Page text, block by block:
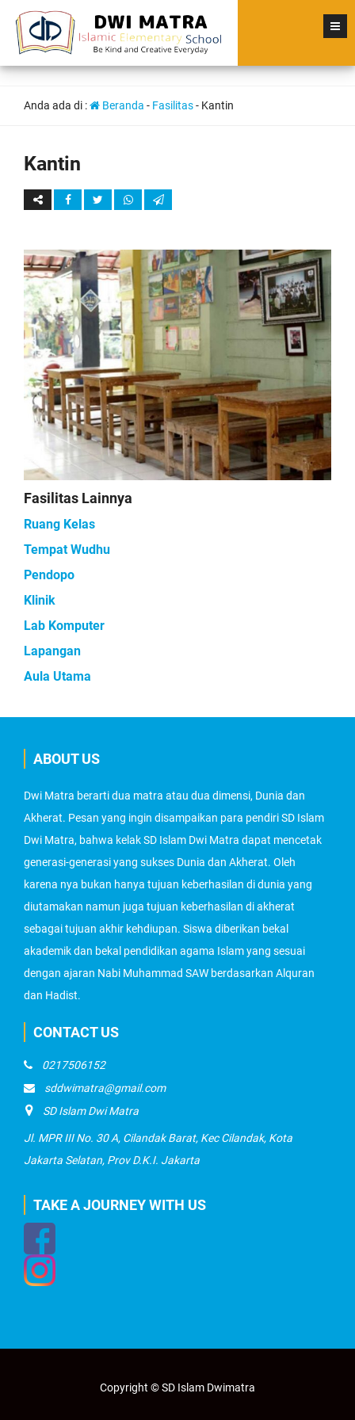
Anda ada di : Beranda - Fasilitas- Kantin
Kantin
Fasilitas Lainnya
Ruang Kelas
Tempat Wudhu
Pendopo
Klinik
Lab Komputer
Lapangan
Aula Utama
ABOUT US
Dwi Matra berarti dua matra atau dua dimensi, Dunia dan
Akherat. Pesan yang ingin disampaikan para pendiri SD Islam
Dwi Matra, bahwa kelak SD Islam Dwi Matra dapat mencetak
generasi-generasi yang sukses Dunia dan Akherat. Oleh
karena nya bukan hanya tujuan keberhasilan di dunia yang
diutamakan namun juga tujuan keberhasilan di akherat
sebagai tujuan akhir kehdiupan. Siswa diberikan bekal
akademik dan bekal pendidikan agama Islam yang sesuai
dengan ajaran Nabi Muhammad SAW berdasarkan Alquran
dan Hadist.
CONTACT US
0217506152
sddwimatra@gmail.com
SD Islam Dwi Matra
Jl. MPR III No. 30 A, Cilandak Barat, Kec Cilandak, Kota
Jakarta Selatan, Prov D.K.I. Jakarta
TAKE A JOURNEY WITH US
Copyright © SD Islam Dwimatra